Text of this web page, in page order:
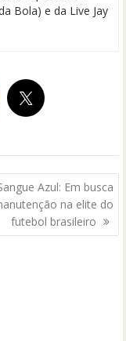
Bola) e da Live Jay
Azul: Em busca
na elite do
futebol brasileiro